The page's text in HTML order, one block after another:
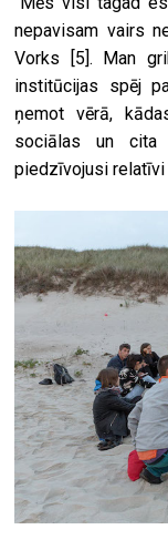
nepavisam vairs
Vorks
[5] . Man
institūcijas spēj
ņemot vērā,
sociālas un cita
piedzīvojusi